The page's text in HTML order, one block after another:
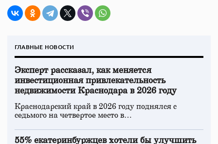
ГЛАВНЫЕ НОВОСТИ
Эксперт рассказал, как меняется
инвестиционная привлекательность
недвижимости Краснодара в 2026 году
Краснодарский край в 2026 году поднялся с
седьмого на четвертое место в…
55% екатеринбуржцев хотели бы улучшить